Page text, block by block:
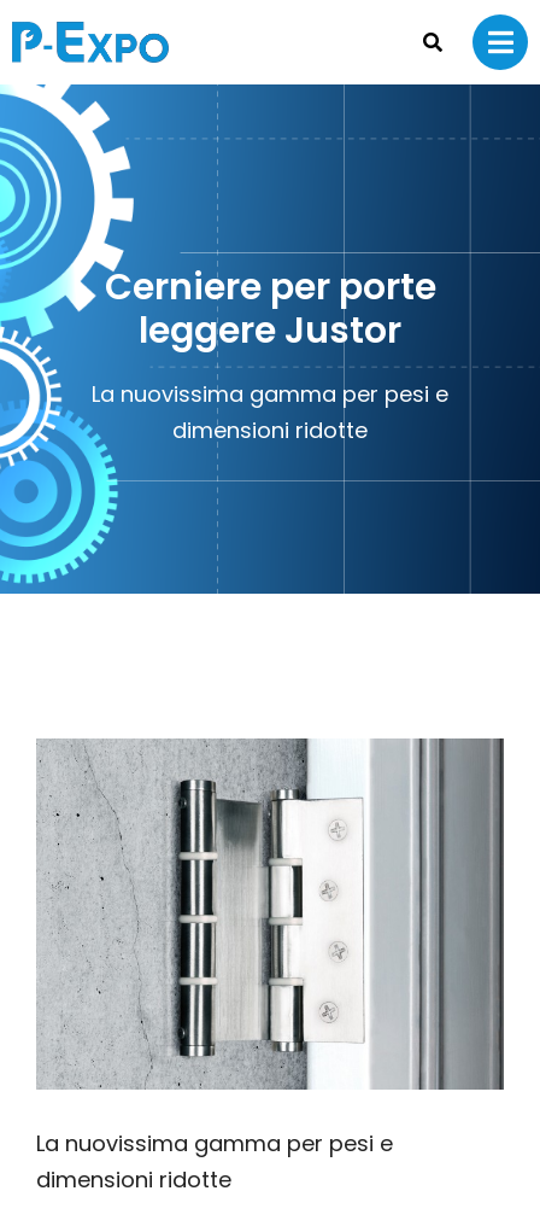
Cerniere per porte
leggere Justor
La nuovissima gamma per pesi e
dimensioni ridotte
La nuovissima gamma per pesi e
dimensioni ridotte